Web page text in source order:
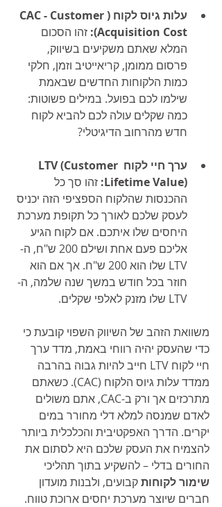
עלות גיוס לקוח (CAC - Customer
Acquisition Cost):
זהו הסכום
המלא שאתם משקיעים בשיווק,
פרסום ממומן, קריאייטיב וזמן, חלקי
כמות הלקוחות החדשים שבאמת
שילמו לכם בפועל. במילים פשוטות:
כמה שקלים עולה לכם להביא לקוח
חדש מהרחוב הדיגיטלי?
ערך חיי לקוח LTV (Customer
Lifetime Value): זהו סך כל
ההכנסות שהלקוח הספציפי הזה יכניס
לעסק שלכם לאורך כל תקופת מערכת
היחסים שלו איתכם. אם לקוח הגיע
אליכם פעם אחת ושילם 200 ש"ח, ה-
LTV שלו הוא 200 ש"ח. אך אם הוא
חוזר בכל חודש במשך שנה שלמה, ה-
LTV שלו מזנק לאלפי שקלים.
משוואת הזהב של השיווק השפוי קובעת כי
כדי שהעסק יהיה רווחי באמת, מדד ערך
חיי לקוח LTV חייב להיות גבוה בהרבה
ממדד עלות גיוס הלקוח (CAC). כשאתם
מתרכזים אך ורק ב-CAC, אתם משולים
לאדם שמנסה למלא דלי מחורר במים
יקרים. הדרך האפקטיבית והכלכלית ביותר
להצמיח את העסק שלכם היא לסתום את
החורים בדלי – להשקיע בתוך תהליכי
שימור לקוחות קבועים, ולבנות מועדון
חברים שיוצר מערכת יחסים ארוכת טווח.